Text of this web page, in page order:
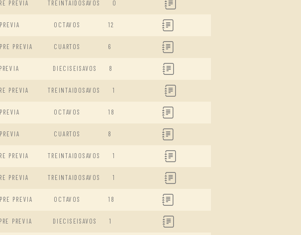
PREVIA TREINTAIDOSAVOS 0
PREVIA OCTAVOS 12
PRE PREVIA CUARTOS 6
PREVIA DIECISEISAVOS 8
PREVIA TREINTAIDOSAVOS 1
PREVIA OCTAVOS 18
PREVIA CUARTOS 8
PREVIA TREINTAIDOSAVOS 1
PREVIA TREINTAIDOSAVOS 1
PRE PREVIA OCTAVOS 18
PRE PREVIA DIECISEISAVOS 1